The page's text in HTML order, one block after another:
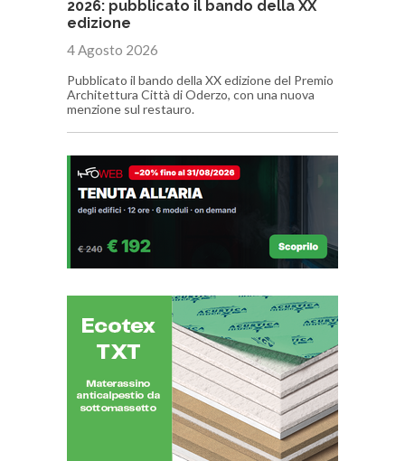
2026: pubblicato il bando della XX
edizione
4 Agosto 2026
Pubblicato il bando della XX edizione del Premio
Architettura Città di Oderzo, con una nuova
menzione sul restauro.